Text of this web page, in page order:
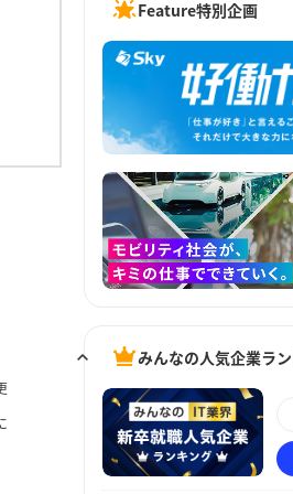
Feature特別企画
みんなの人気企業ラ